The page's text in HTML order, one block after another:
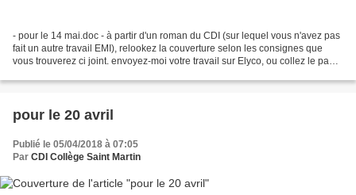
- pour le 14 mai.doc - à partir d'un roman du CDI (sur lequel vous n'avez pas
fait un autre travail EMI), relookez la couverture selon les consignes que
vous trouverez ci joint. envoyez-moi votre travail sur Elyco, ou collez le page
pour le 20 avril
Publié le 05/04/2018 à 07:05
Par CDI Collège Saint Martin